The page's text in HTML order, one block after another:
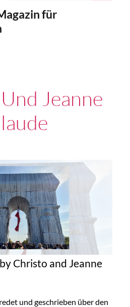
für
Jeanne
Christo and Jeanne
und geschrieben über den